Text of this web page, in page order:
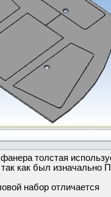
толстая
как был изначально
набор отличается